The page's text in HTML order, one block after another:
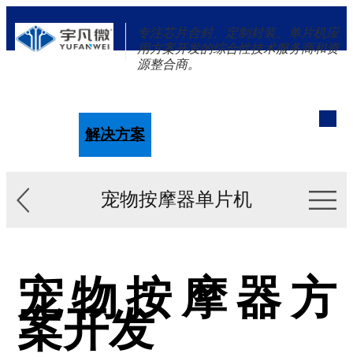
专注芯片合封、定制封装、单片机应
用方案开发的综合性技术服务商和资
源整合商。
解决方案
宠物按摩器单片机
宠物按摩器方
案开发